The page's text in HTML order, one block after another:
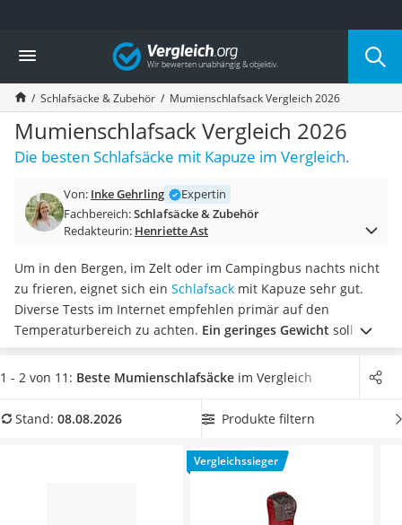
Die beliebtesten Vergleiche nach Kategorie
Freizeit & Sport
Gartentrampolin
Trampolin
Metalldetektor
Eufab-Fahrradträger
Trampolin 366 cm
Aluminium-Koffer
Futterboot
E-Bike-Dreirad
Trekkingschuhe Herren
Reisetasche mit Rollen
Klimmzugstation
Koffer
Nachtsichtgerät
Handgepäck-Koffer
Vergleich
Schlafsäcke & Zubehör Mumienschlafsack Vergleich 2026
Mumienschlafsack Vergleich 2026
Die besten Schlafsäcke mit Kapuze im Vergleich.
Von: Inke Gehrling
Expertin
Fachbereich:Schlafsäcke & Zubehör
Redakteurin: Henriette Ast
Um in den Bergen, im Zelt oder im Campingbus nachts nicht
zu frieren, eignet sich ein Schlafsack mit Kapuze sehr gut.
Diverse Tests im Internet empfehlen primär auf den
Temperaturbereich zu achten. Ein geringes Gewicht sollte
der Mumienschlafsack ebenfalls haben. Praktisch ist
außerdem eine Innentasche, um Wertgegenstände zu
einenmaschinenwaschbaren Mumienschlafsack, um dessen
hat uns hier im August 2026 besonders das Modell
Canyon Fairbanks Mumienschlafsack* mit seinen
1 - 2 von 11: Beste Mumienschlafsäcke im Vergleich
Stand: 08.08.2026 Produkte filtern
Vergleichssieger